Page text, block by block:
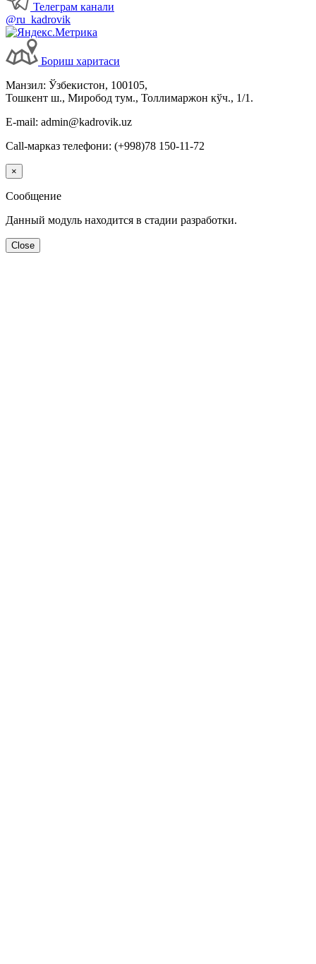
Телеграм канали
@ru_kadrovik
Бориш харитаси
Манзил: Ўзбекистон, 100105,
Тошкент ш., Миробод тум., Толлимаржон кўч., 1/1.
E-mail: admin@kadrovik.uz
Call-марказ телефони: (+998)78 150-11-72
×
Сообщение
Данный модуль находится в стадии разработки.
Close